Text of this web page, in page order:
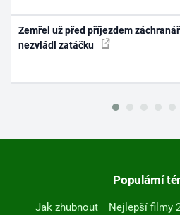
Zemřel už před příjezdem
nezvládl zatáčku
Populární
Jak zhubnout Nejlepší filmy